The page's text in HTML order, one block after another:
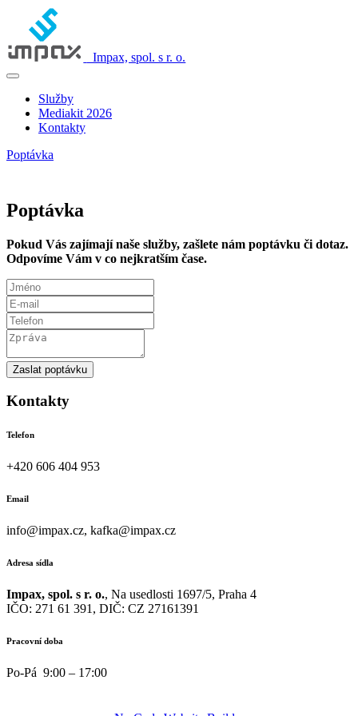
Impax, spol. s r. o.
Služby
Mediakit 2026
Kontakty
Poptávka
Poptávka
Pokud Vás zajímají naše služby, zašlete nám poptávku či dotaz.
Odpovíme Vám v co nejkratším čase.
Zaslat poptávku
Kontakty
Telefon
+420 606 404 953
Email
info@impax.cz, kafka@impax.cz
Adresa sídla
Impax, spol. s r. o., Na usedlosti 1697/5, Praha 4
IČO: 271 61 391, DIČ: CZ 27161391
Pracovní doba
Po-Pá 9:00 – 17:00